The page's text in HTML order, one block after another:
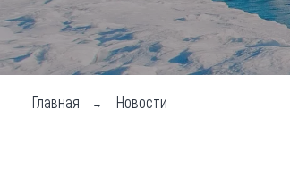
Главная Новости